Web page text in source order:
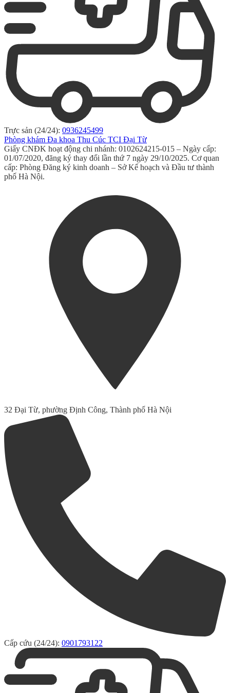
Trực sản (24/24): 0936245499
Phòng khám Đa khoa Thu Cúc TCI Đại Từ
Giấy CNĐK hoạt động chi nhánh: 0102624215-015 – Ngày cấp:
01/07/2020, đăng ký thay đổi lần thứ 7 ngày 29/10/2025. Cơ quan
cấp: Phòng Đăng ký kinh doanh – Sở Kế hoạch và Đầu tư thành
phố Hà Nội.
32 Đại Từ, phường Định Công, Thành phố Hà Nội
Cấp cứu (24/24): 0901793122